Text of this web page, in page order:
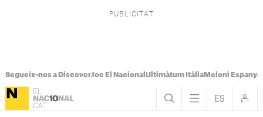
Segueix-nos a DiscoverJoc El Nacional Ultimàtum ItàliaMeloni Espanya